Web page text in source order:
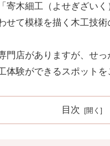
寄木細工（よせぎざい
せて模様を描く木工技術
門店がありますが、せ
体験ができるスポットを
目次